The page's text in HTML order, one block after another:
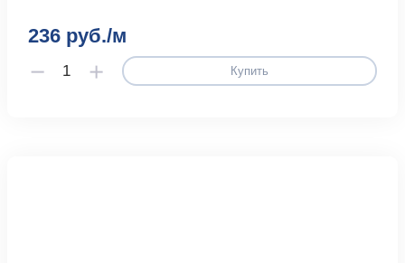
236 руб./м
Купить